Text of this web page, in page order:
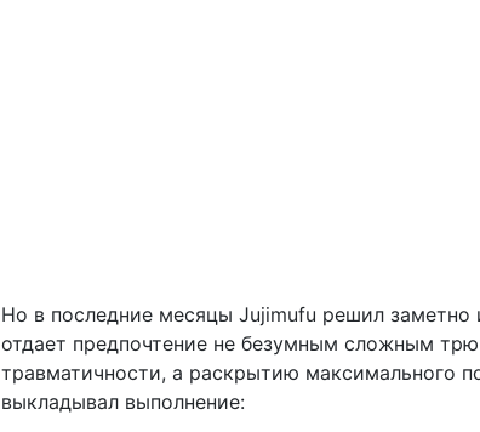
Но в последние месяцы Jujimufu решил заметно
отдает предпочтение не безумным сложным
травматичности, а раскрытию максимального
выкладывал выполнение: